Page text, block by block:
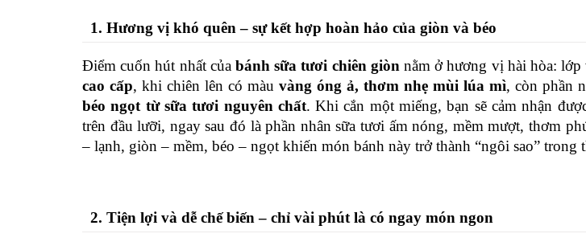
1. Hương vị khó quên – sự kết hợp hoàn hảo của giòn và béo
Điểm cuốn hút nhất của bánh sữa tươi chiên giòn nằm ở hương vị hài hòa:
cao cấp, khi chiên lên có màu vàng óng ả, thơm nhẹ mùi lúa mì, còn phần
béo ngọt từ sữa tươi nguyên chất. Khi cắn một miếng, bạn sẽ cảm nhận
trên đầu lưỡi, ngay sau đó là phần nhân sữa tươi ấm nóng, mềm mượt, thơm
– lạnh, giòn – mềm, béo – ngọt khiến món bánh này trở thành “ngôi sao” trong
2. Tiện lợi và dễ chế biến – chỉ vài phút là có ngay món ngon